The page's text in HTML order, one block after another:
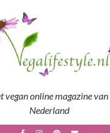
vegan online magazine van
Nederland